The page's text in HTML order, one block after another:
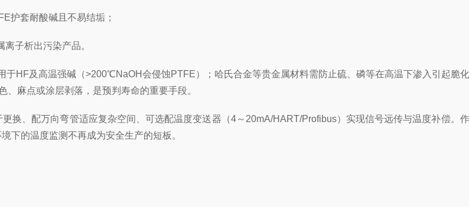
套耐酸碱且不易结垢；
子析出污染产品。
及高温强碱（>200℃NaOH会侵蚀PTFE）；哈氏合金等贵金属材料需防止硫、磷等在高温下渗入引起脆
麻点或涂层剥落，是预判寿命的重要手段。
配万向弯管适应复杂空间、可选配温度变送器（4～20mA/HART/Profibus）实现信号远传与温度补偿。
下的温度监测不再成为安全生产的短板。